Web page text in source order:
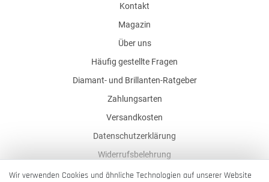
Kontakt
Magazin
Über uns
Häufig gestellte Fragen
Diamant- und Brillanten-Ratgeber
Zahlungsarten
Versandkosten
Datenschutzerklärung
Widerrufsbelehrung
AGB
Wir verwenden Cookies und ähnliche Technologien auf unserer Website